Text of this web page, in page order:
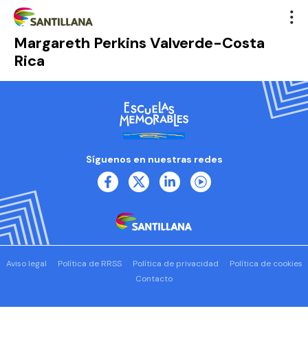
Margareth Perkins Valverde-Costa
Rica
Síguenos en nuestras redes
Aviso legal Política de RRSS Política de privacidad
Política de cookies
Contacto